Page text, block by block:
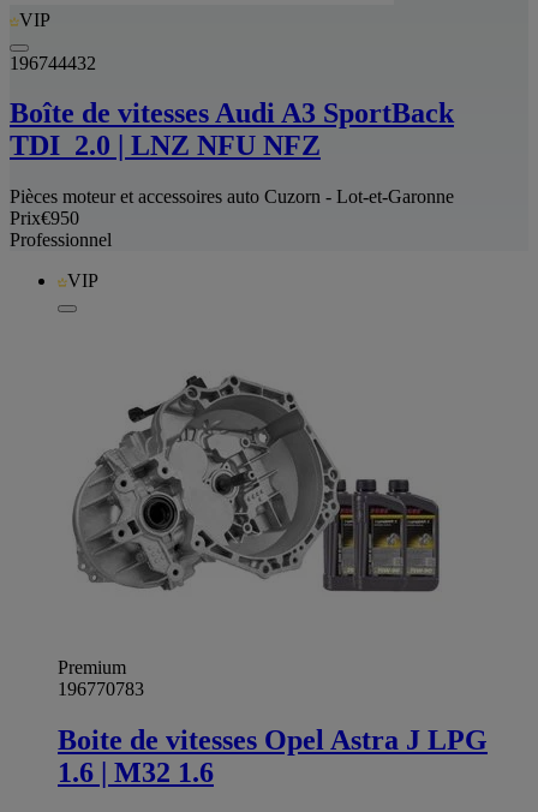
VIP
196744432
Boîte de vitesses Audi A3 SportBack
TDI_2.0 | LNZ NFU NFZ
Pièces moteur et accessoires auto Cuzorn - Lot-et-Garonne
Prix€950
Professionnel
VIP
Premium
196770783
Boite de vitesses Opel Astra J LPG
1.6 | M32 1.6